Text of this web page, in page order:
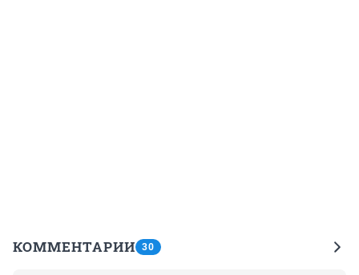
КОММЕНТАРИИ 30